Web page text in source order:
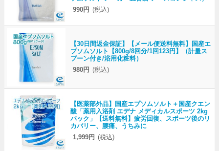
990円 (税込)
【30日間返金保証】【メール便送料無料】国産エ
プソムソルト【800g/8回分/1回123円】（計量ス
プーン付き/浴用化粧料）
980円 (税込)
【医薬部外品】国産エプソムソルト＋国産クエン
酸「薬用入浴剤 エデナ メディカルスポーツ 2kg
パック」【送料無料】疲労回復、スポーツ後のリ
カバリー、腰痛、うちみに
1,999円 (税込)